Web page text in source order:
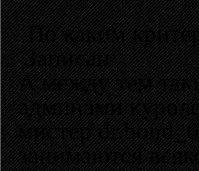
По каким
Записан
А между тем
админами
мистер
занимаются